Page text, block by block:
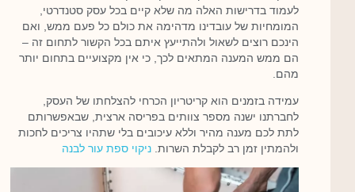
לעמוד בדרישות האלה מה שלא קיים בכל עסק סטנדרטי,
המומחיות של עובדינו מדהימה את כולם כל פעם ממש, ואם
הינכם רוצים לשאול ולהתייעץ איתם בכל הקשור לתחום זה –
הם ממש המענה המתאים לכך, כי אין מקצועיים בתחום יותר
מהם.
עמידה בזמנים הוא קריטריון הכרחי להצלחתו של העסק,
לחברתנו ישנה מספר צוותים בפריסה ארצית, שבאפשרותם
לתת לכם מענה מהיר וללא עיכובים בלי שתהיו צריכים לחכות
ולהמתין זמן רב לקבלת השרות. ניקוי ספת עור לבנה